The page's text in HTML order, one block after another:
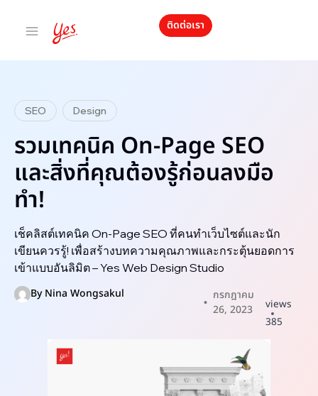
ติดต่อเรา
SEO Design
รวมเทคนิค On-Page SEO
และสิ่งที่คุณต้องรู้ก่อนลงมือ
ทำ!
เช็คลิสต์เทคนิค On-Page SEO ที่คนทำเว็บไซต์และนัก
เขียนควรรู้! เพื่อสร้างบทความคุณภาพและกระตุ้นยอดการ
เข้าแบบอันลิมิต – Yes Web Design Studio
ByNina Wongsakul
กรกฎาคม
26, 2023
views
385